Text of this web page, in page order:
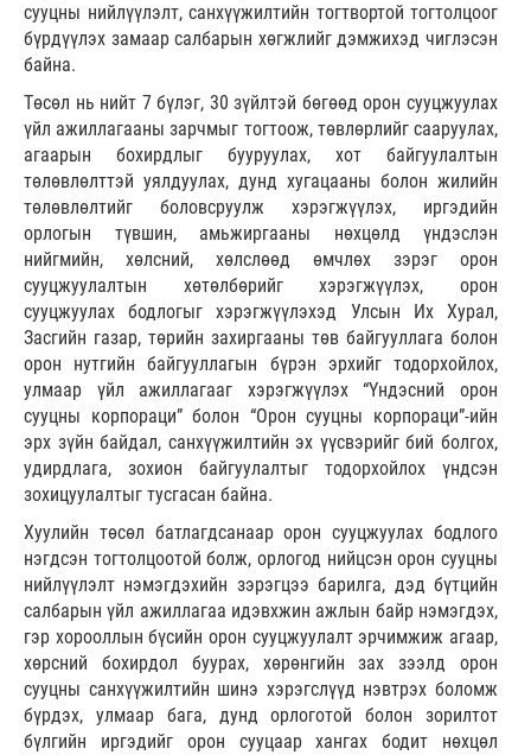
сууцны нийлүүлэлт, санхүүжилтийн тогтвортой тогтолцоог
бүрдүүлэх замаар салбарын хөгжлийг дэмжихэд чиглэсэн
байна.
Төсөл нь нийт 7 бүлэг, 30 зүйлтэй бөгөөд орон сууцжуулах
үйл ажиллагааны зарчмыг тогтоож, төвлөрлийг сааруулах,
агаарын бохирдлыг бууруулах, хот байгуулалтын
төлөвлөлттэй уялдуулах, дунд хугацааны болон жилийн
төлөвлөлтийг боловсруулж хэрэгжүүлэх, иргэдийн
орлогын түвшин, амьжиргааны нөхцөлд үндэслэн
нийгмийн, хөлсний, хөлслөөд өмчлөх зэрэг орон
сууцжуулалтын хөтөлбөрийг хэрэгжүүлэх, орон
сууцжуулах бодлогыг хэрэгжүүлэхэд Улсын Их Хурал,
Засгийн газар, төрийн захиргааны төв байгууллага болон
орон нутгийн байгууллагын бүрэн эрхийг тодорхойлох,
улмаар үйл ажиллагааг хэрэгжүүлэх “Үндэсний орон
сууцны корпораци” болон “Орон сууцны корпораци”-ийн
эрх зүйн байдал, санхүүжилтийн эх үүсвэрийг бий болгох,
удирдлага, зохион байгуулалтыг тодорхойлох үндсэн
зохицуулалтыг тусгасан байна.
Хуулийн төсөл батлагдсанаар орон сууцжуулах бодлого
нэгдсэн тогтолцоотой болж, орлогод нийцсэн орон сууцны
нийлүүлэлт нэмэгдэхийн зэрэгцээ барилга, дэд бүтцийн
салбарын үйл ажиллагаа идэвхжин ажлын байр нэмэгдэх,
гэр хорооллын бүсийн орон сууцжуулалт эрчимжиж агаар,
хөрсний бохирдол буурах, хөрөнгийн зах зээлд орон
сууцны санхүүжилтийн шинэ хэрэгслүүд нэвтрэх боломж
бүрдэх, улмаар бага, дунд орлоготой болон зорилтот
бүлгийн иргэдийг орон сууцаар хангах бодит нөхцөл